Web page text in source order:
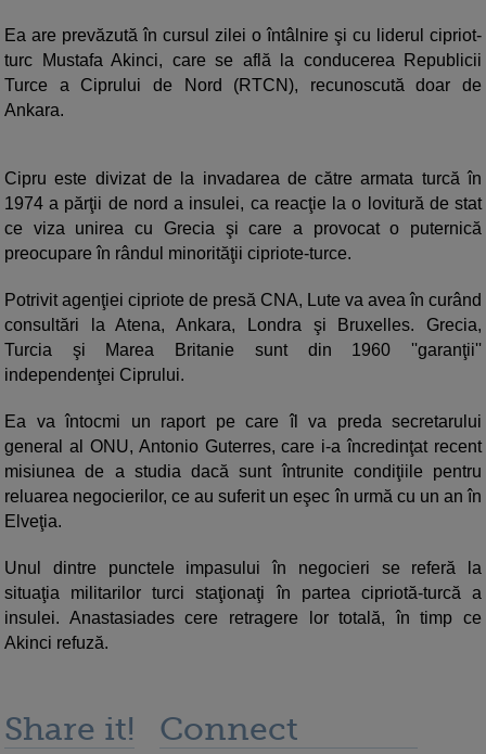
Ea are prevăzută în cursul zilei o întâlnire şi cu liderul cipriot-
turc Mustafa Akinci, care se află la conducerea Republicii
Turce a Ciprului de Nord (RTCN), recunoscută doar de
Ankara.
Cipru este divizat de la invadarea de către armata turcă în
1974 a părţii de nord a insulei, ca reacţie la o lovitură de stat
ce viza unirea cu Grecia şi care a provocat o puternică
preocupare în rândul minorităţii cipriote-turce.
Potrivit agenţiei cipriote de presă CNA, Lute va avea în curând
consultări la Atena, Ankara, Londra şi Bruxelles. Grecia,
Turcia şi Marea Britanie sunt din 1960 ''garanţii''
independenţei Ciprului.
Ea va întocmi un raport pe care îl va preda secretarului
general al ONU, Antonio Guterres, care i-a încredinţat recent
misiunea de a studia dacă sunt întrunite condiţiile pentru
reluarea negocierilor, ce au suferit un eşec în urmă cu un an în
Elveţia.
Unul dintre punctele impasului în negocieri se referă la
situaţia militarilor turci staţionaţi în partea cipriotă-turcă a
insulei. Anastasiades cere retragere lor totală, în timp ce
Akinci refuză.
Share it! Connect